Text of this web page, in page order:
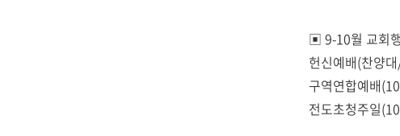
▣ 9-10월 교회
헌신예배(찬양
구역연합예배
전도초청주일